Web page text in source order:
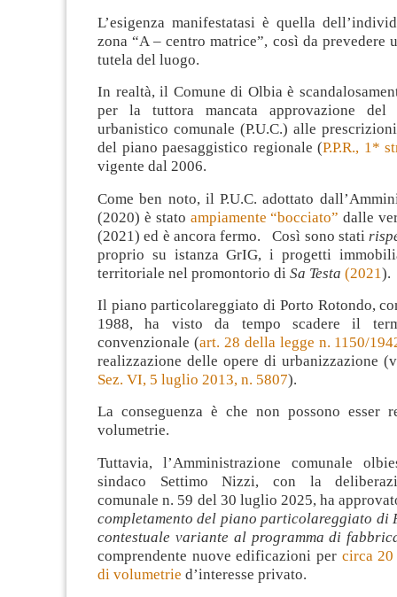
L’esigenza manifestatasi è quella
zona “A – centro matrice”, così da prevedere
tutela del luogo.
In realtà, il Comune di Olbia è
per la tuttora mancata approvazione del
urbanistico comunale (P.U.C.) alle
del piano paesaggistico regionale (P.P.R., 1*
vigente dal 2006.
Come ben noto, il P.U.C. adottato
(2020) è stato ampiamente “bocciato” dalle
(2021) ed è ancora fermo. Così sono stati
proprio su istanza GrIG, i progetti
territoriale nel promontorio di Sa Testa (2021).
Il piano particolareggiato di Porto Rotondo,
1988, ha visto da tempo scadere il
convenzionale (art. 28 della legge n. 1150/
realizzazione delle opere di urbanizzazione
Sez. VI, 5 luglio 2013, n. 5807).
La conseguenza è che non possono esser
volumetrie.
Tuttavia, l’Amministrazione comunale
sindaco Settimo Nizzi, con la
comunale n. 59 del 30 luglio 2025, ha
completamento del piano particolareggiato di
contestuale variante al programma di
comprendente nuove edificazioni per circa
di volumetrie d’interesse privato.